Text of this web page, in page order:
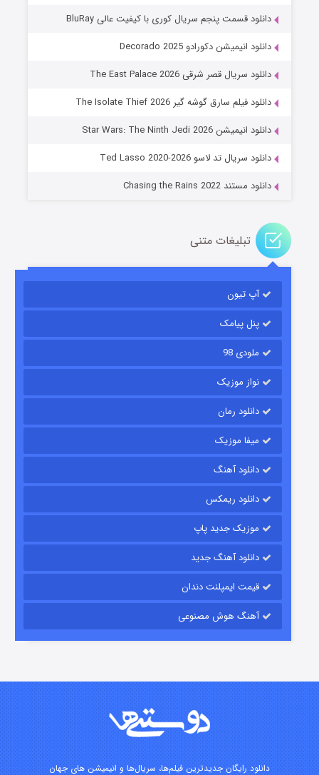
جادوگری در مغولستان
قسمت ۱۴ (زیرنویس) منتشر شد
قسمت
قسمت۲ (دوبله) منتشر شد
دانلود قسمت پنجم سریال کوری با کیفیت عالی BluRay
دانلود انیمیشن دکورادو Decorado 2025
دانلود سریال قصر شرقی The East Palace 2026
دانلود فیلم سارق گوشه گیر The Isolate Thief 2026
دانلود انیمیشن Star Wars: The Ninth Jedi 2026
دانلود سریال تد لاسو Ted Lasso 2020-2026
دانلود مستند Chasing the Rains 2022
تبلیغات متنی
آپ تیون
پنل پیامک
ملودی 98
نواز موزیک
دانلود رمان
میفا موزیک
دانلود آهنگ
دانلود ریمکس
موزیک جدید پاپ
دانلود آهنگ جدید
قیمت ایمپلنت دندان
آهنگ هوش مصنوعی
دانلود رایگان جدیدترین فیلم‌ها، سریال‌ها و انیمیشن های جهان